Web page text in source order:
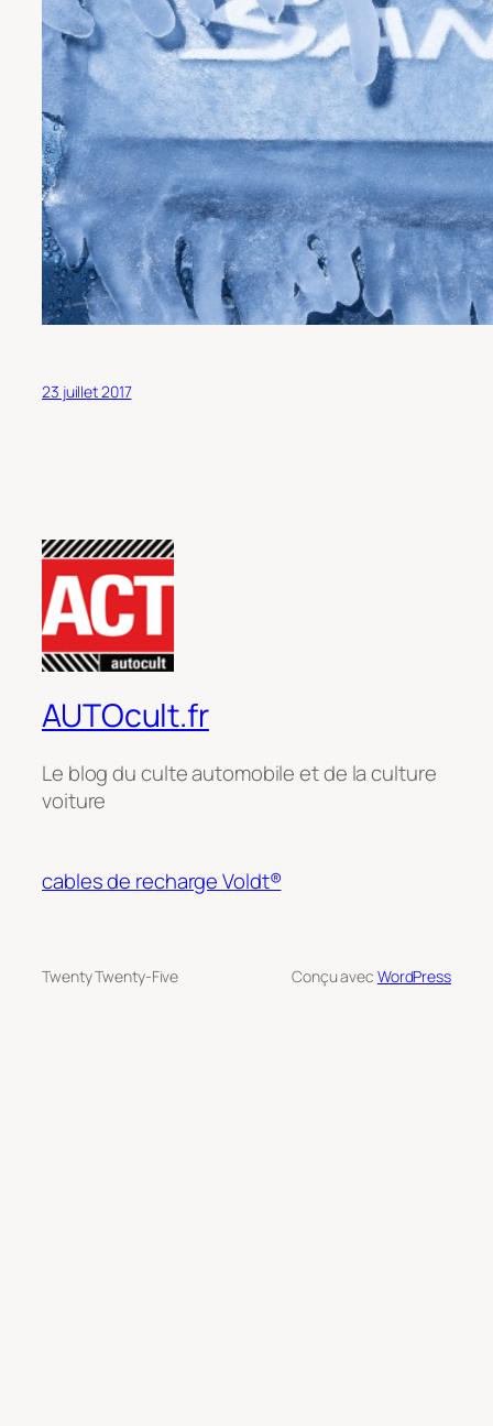
23 juillet 2017
AUTOcult.fr
Le blog du culte automobile et de la culture
voiture
cables de recharge Voldt®
Twenty Twenty-Five Conçu avec WordPress